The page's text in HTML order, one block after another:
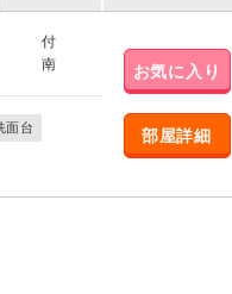
付
南
お気に入り
部屋詳細
面台